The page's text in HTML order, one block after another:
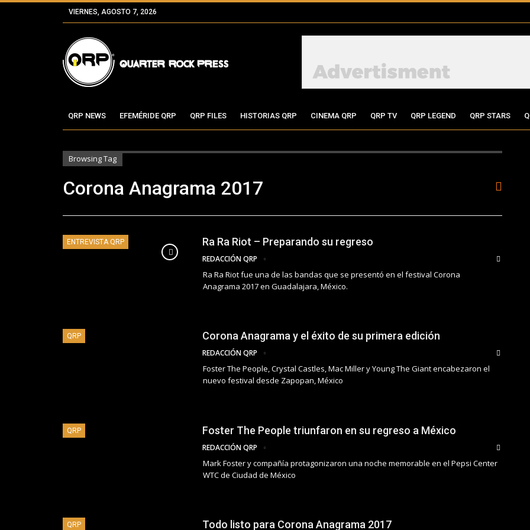
VIERNES, AGOSTO 7, 2026
QRP NEWS EFEMÉRIDE QRP QRP FILES HISTORIAS QRP CINEMA QRP QRP TV QRP LEGEND QRP STARS
Browsing Tag
Corona Anagrama 2017
ENTREVISTA QRP Ra Ra Riot – Preparando su regreso
REDACCIÓN QRP
Ra Ra Riot fue una de las bandas que se presentó en el festival Corona
Anagrama 2017 en Guadalajara, México.
QRP Corona Anagrama y el éxito de su primera edición
REDACCIÓN QRP
Foster The People, Crystal Castles, Mac Miller y Young The Giant encabezaron el
nuevo festival desde Zapopan, México
QRP Foster The People triunfaron en su regreso a México
REDACCIÓN QRP
Mark Foster y compañía protagonizaron una noche memorable en el Pepsi Center
WTC de Ciudad de México
QRP Todo listo para Corona Anagrama 2017